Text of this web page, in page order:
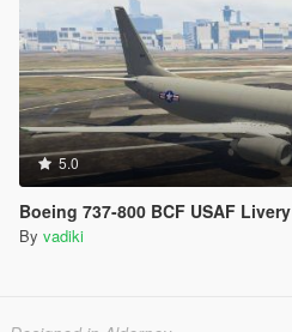
5.0
Boeing 737-800 BCF USAF Livery
By vadiki